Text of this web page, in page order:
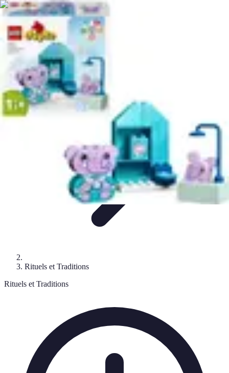
Amour et Cœurs
Relations AmoureusesRelations amoureuses
Rituels Tendances Psychologie de l'Amour
Amour et Cœurs
Rituels et Traditions
Rituels et Traditions